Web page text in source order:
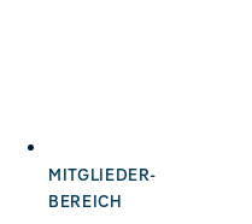
MITGLIEDER-
BEREICH